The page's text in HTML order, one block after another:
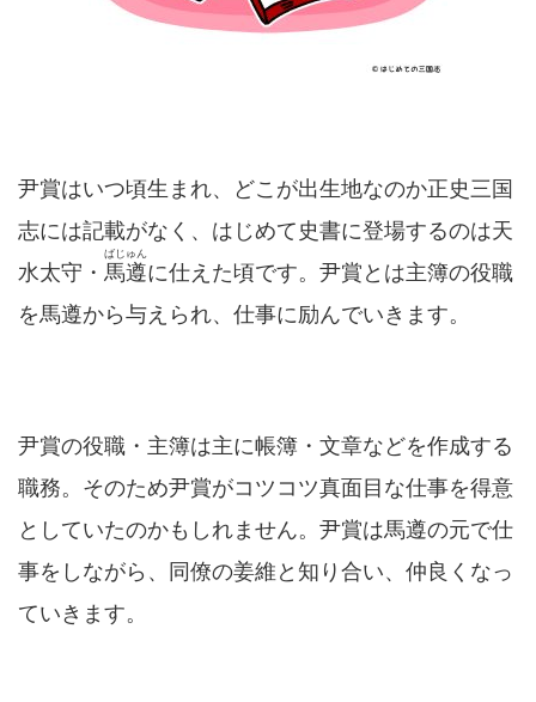
尹賞はいつ頃生まれ、どこが出生地なのか正史三国
志には記載がなく、はじめて史書に登場するのは天
水太守・ 馬遵
ばじゅん
に仕えた頃です。尹賞とは主簿の役職
を馬遵から与えられ、仕事に励んでいきます。
尹賞の役職・主簿は主に帳簿・文章などを作成する
職務。そのため尹賞がコツコツ真面目な仕事を得意
としていたのかもしれません。尹賞は馬遵の元で仕
事をしながら、同僚の姜維と知り合い、仲良くなっ
ていきます。